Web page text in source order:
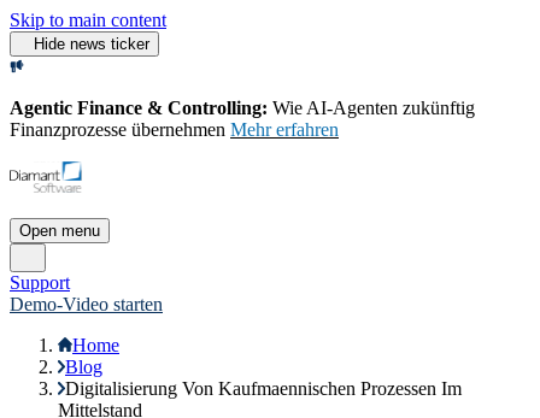
Skip to main content
Hide news ticker
Agentic Finance & Controlling: Wie AI‑Agenten zukünftig
Finanzprozesse übernehmen Mehr erfahren